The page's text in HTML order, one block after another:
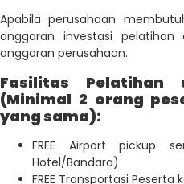
Apabila perusahaan
anggaran investasi pelatihan
anggaran perusahaan.
Fasilitas Pelatihan
(Minimal 2 orang
yang sama):
FREE Airport pickup
Hotel/Bandara)
FREE Transportasi